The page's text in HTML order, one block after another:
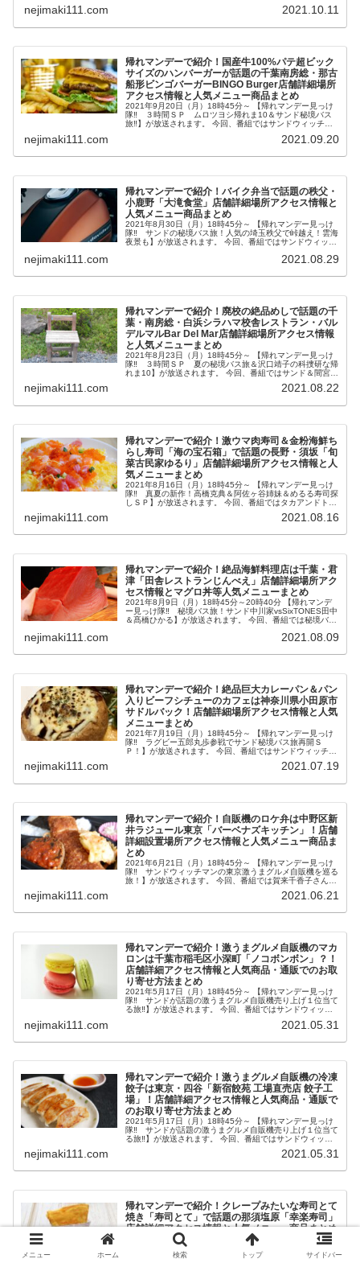
nejimaki111.com 2021.10.11
帰れマンデーで紹介！国産牛100%パテ超ビック
サイズのハンバーガーが話題の千葉南房総・那古
船形ビンゴバーガーBINGO Burger店舗詳細場所
アクセス情報と人気メニュー商品まとめ
2021年9月20日（月）18時45分～ 【帰れマンデー見っけ
隊‼ ３時間ＳＰ ムロツヨシ帰れま10＆サンド秘境バス
旅‼】が放送されます。 今回、番組ではサンドウィッチマ
nejimaki111.com 2021.09.20
帰れマンデーで紹介！バイク弁当で話題の秩父・
小鹿野「大滝食堂」店舗詳細場所アクセス情報と
人気メニュー商品まとめ
2021年8月30日（月）18時45分～ 【帰れマンデー見っけ
隊‼ サンドの秘境バス旅！人気の埼玉秩父で峠越え！雲海
夜景も】が放送されます。 今回、番組ではサンドウィッチ
nejimaki111.com 2021.08.29
帰れマンデーで紹介！廃校の絶品めしで話題の千
葉・南房総・白浜シラハマ校舎レストラン・バル
デルマルBar Del Mar店舗詳細場所アクセス情報
と人気メニューまとめ
2021年8月23日（月）18時45分～ 【帰れマンデー見っけ
隊‼ ３時間ＳＰ 夏の秘境バス旅＆沢口靖子の科捜研な帰
れま10】が放送されます。 今回、番組ではサンド＆間宮祥
nejimaki111.com 2021.08.22
帰れマンデーで紹介！激ウマ肉寿司＆金粉海鮮ち
らし寿司「海の宝石箱」で話題の長野・須坂「旬
菜古民家ゆるり」店舗詳細場所アクセス情報と人
気メニューまとめ
2021年8月16日（月）18時45分～ 【帰れマンデー見っけ
隊‼ 真夏の新作！高橋克典＆阿佐ヶ谷姉妹＆めるる寿司探
しＳＰ】が放送されます。 今回、番組ではタカアンドト
nejimaki111.com 2021.08.16
帰れマンデーで紹介！絶品海鮮料理店は千葉・君
津「田舎レストランじんべえ」店舗詳細場所アク
セス情報とマグロ丼等人気メニューまとめ
2021年8月9日（月）18時45分～20時40分 【帰れマンデ
ー見っけ隊‼ 秘境バス旅！サンド中川家vsSixTONES田中
＆髙橋ひかる】が放送されます。 今回、番組では秘境バス
nejimaki111.com 2021.08.09
帰れマンデーで紹介！絶品巨大カレーパン＆パン
入りビーフシチューのカフェは神奈川県小田原市
サドルバック！店舗詳細場所アクセス情報と人気
メニューまとめ
2021年7月19日（月）18時45分～ 【帰れマンデー見っけ
隊‼ ラグビー五郎丸歩参戦でサンド秘境バス旅再開Ｓ
Ｐ！】が放送されます。 今回、番組ではサンドウィッチマ
nejimaki111.com 2021.07.19
帰れマンデーで紹介！自販機のロケ弁は中野区新
井ラジュール東京「バーベナズキッチン」！店舗
詳細設置場所アクセス情報と人気メニュー商品ま
とめ
2021年6月21日（月）18時45分～ 【帰れマンデー見っけ
隊‼ サンドウィッチマンの東京激うまグルメ自販機を巡る
旅！】が放送されます。 今回、番組では賀来千香子さん、
nejimaki111.com 2021.06.21
帰れマンデーで紹介！激うまグルメ自販機のマカ
ロンは千葉市稲毛区小深町「ノコボンボン」？！
店舗詳細アクセス情報と人気商品・通販でのお取
り寄せ方法まとめ
2021年5月17日（月）18時45分～ 【帰れマンデー見っけ
隊‼ サンドが話題の激うまグルメ自販機売り上げ１位当て
る旅‼】が放送されます。 今回、番組ではサンドウィッチ
nejimaki111.com 2021.05.31
帰れマンデーで紹介！激うまグルメ自販機の冷凍
餃子は東京・四谷「新宿餃苑 工場直売店 餃子工
場」！店舗詳細アクセス情報と人気商品・通販で
のお取り寄せ方法まとめ
2021年5月17日（月）18時45分～ 【帰れマンデー見っけ
隊‼ サンドが話題の激うまグルメ自販機売り上げ１位当て
る旅‼】が放送されます。 今回、番組ではサンドウィッチ
nejimaki111.com 2021.05.31
帰れマンデーで紹介！クレープみたいな寿司とて
焼き「寿司とて」で話題の那須塩原「幸楽寿司」
店舗詳細アクセス情報と人気メニュー商品まとめ
2021年5月24日（月）18時45分～ 【帰れマンデー見っけ
隊‼ 完全新作旅！海なし秘境でお寿司屋さん探し‼】が放
送されます。 今回、番組では絶品寿司に大絶叫スペシャル
メニュー ホーム 検索 トップ サイドバー